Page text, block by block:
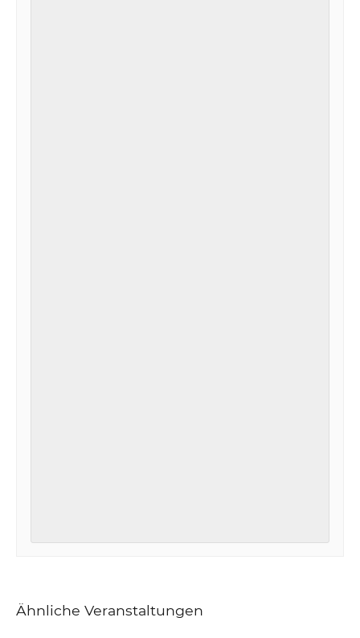
Ähnliche Veranstaltungen